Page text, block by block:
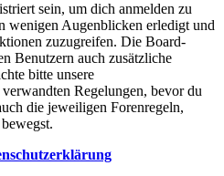
sein, um dich anmelden zu
wenigen Augenblicken erledigt und
zuzugreifen. Die Board-
Benutzern auch zusätzliche
bitte unsere
Regelungen, bevor du
die jeweiligen Forenregeln,